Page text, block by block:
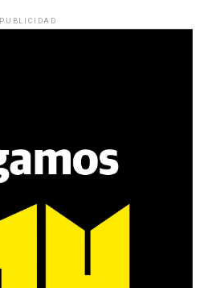
PUBLICIDAD